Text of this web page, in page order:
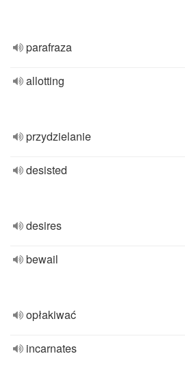
parafraza
allotting
przydzielanie
desisted
desires
bewail
opłakiwać
incarnates